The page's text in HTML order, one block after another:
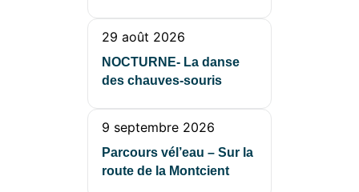
29 août 2026
NOCTURNE- La danse
des chauves-souris
9 septembre 2026
Parcours vél’eau – Sur la
route de la Montcient